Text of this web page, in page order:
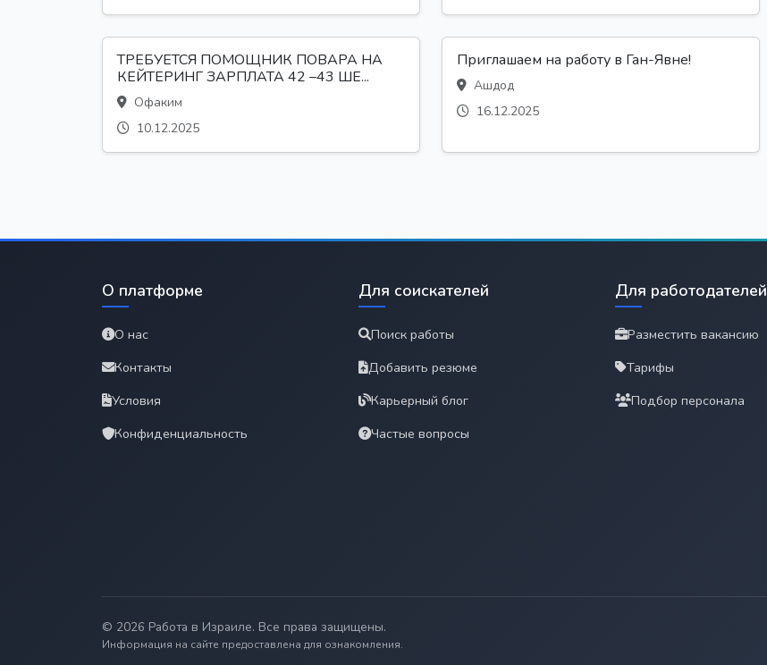
ТРЕБУЕТСЯ ПОМОЩНИК ПОВАРА НА
КЕЙТЕРИНГ ЗАРПЛАТА 42 –43 ШЕ...
Офаким
10.12.2025
Приглашаем на работу в Ган-Явне!
Ашдод
16.12.2025
О платформе
О нас
Контакты
Условия
Конфиденциальность
Для соискателей
Поиск работы
Добавить резюме
Карьерный блог
Частые вопросы
Для работодателей
Разместить вакансию
Тарифы
Подбор персонала
© 2026 Работа в Израиле. Все права защищены.
Информация на сайте предоставлена для ознакомления.